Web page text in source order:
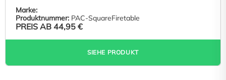
Marke:
Produktnummer: PAC-SquareFiretable
PREIS AB 44,95 €
SIEHE PRODUKT